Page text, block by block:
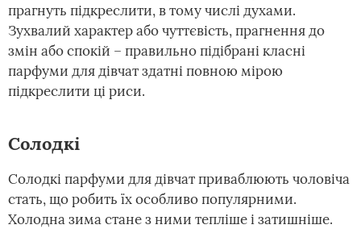
прагнуть підкреслити, в тому числі духами.
Зухвалий характер або чуттєвість, прагнення до
змін або спокій – правильно підібрані класні
парфуми для дівчат здатні повною мірою
підкреслити ці риси.
Солодкі
Солодкі парфуми для дівчат приваблюють чоловіча
стать, що робить їх особливо популярними.
Холодна зима стане з ними тепліше і затишніше.